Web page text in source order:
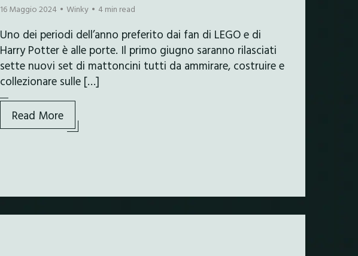
16 Maggio 2024 Winky 4 min read
Uno dei periodi dell’anno preferito dai fan di LEGO e di
Harry Potter è alle porte. Il primo giugno saranno rilasciati
sette nuovi set di mattoncini tutti da ammirare, costruire e
collezionare sulle […]
Read More